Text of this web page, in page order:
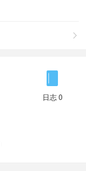


日志 0